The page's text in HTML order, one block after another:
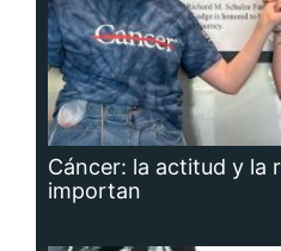
Cáncer: la actitud y la
importan